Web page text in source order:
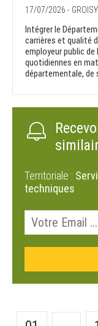
17/07/2026 - GROISY
Intégrer le
carrières et qualité
employeur public
quotidiennes en
départementale, de
Territoriale :
techniques